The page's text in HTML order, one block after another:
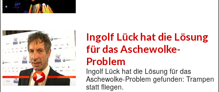
Ingolf Lück hat die Lösung
für das Aschewolke-
Problem
Ingolf Lück hat die Lösung für das
Aschewolke-Problem gefunden: Trampen
statt fliegen.